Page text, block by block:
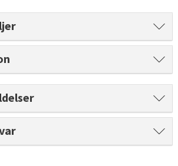
fargepaletter fra Årets Farge 2026!
Eik Soft Beige Parkett